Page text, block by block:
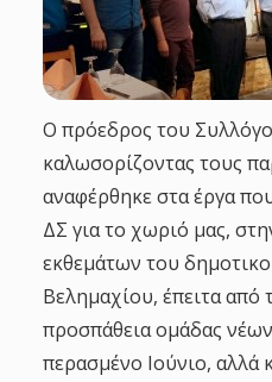
Ο πρόεδρος του
καλωσορίζοντας τους
αναφέρθηκε στα έργα
ΔΣ για το χωριό μας,
εκθεμάτων του
Βελημαχίου, έπειτα από
προσπάθεια ομάδας
περασμένο Ιούνιο, αλλά